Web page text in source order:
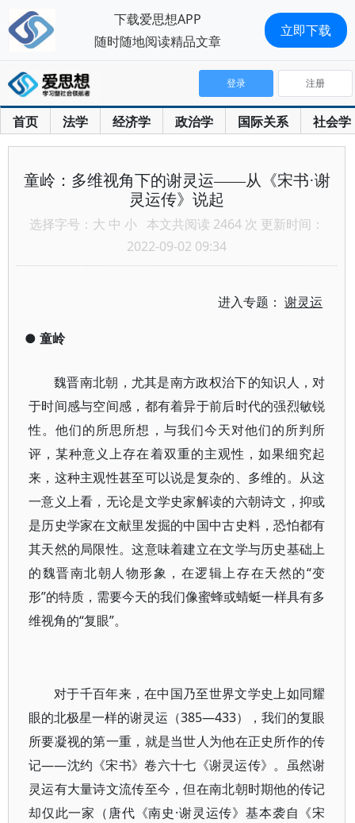
首页 法学 经济学 政治学 国际关系 社会学
登录 注册
童岭：多维视角下的谢灵运——从《宋书·谢
灵运传》说起
选择字号： 大 中 小 本文共阅读 2464 次 更新时间：
2022-09-02 09:34
进入专题：谢灵运
● 童岭
魏晋南北朝，尤其是南方政权治下的知识人，对
于时间感与空间感，都有着异于前后时代的强烈敏锐
性。他们的所思所想，与我们今天对他们的所判所
评，某种意义上存在着双重的主观性，如果细究起
来，这种主观性甚至可以说是复杂的、多维的。从这
一意义上看，无论是文学史家解读的六朝诗文，抑或
是历史学家在文献里发掘的中国中古史料，恐怕都有
其天然的局限性。这意味着建立在文学与历史基础上
的魏晋南北朝人物形象，在逻辑上存在天然的“变
形”的特质，需要今天的我们像蜜蜂或蜻蜓一样具有多
维视角的“复眼”。
对于千百年来，在中国乃至世界文学史上如同耀
眼的北极星一样的谢灵运（385—433），我们的复眼
所要凝视的第一重，就是当世人为他在正史所作的传
记——沈约《宋书》卷六十七《谢灵运传》。虽然谢
灵运有大量诗文流传至今，但在南北朝时期他的传记
却仅此一家（唐代《南史·谢灵运传》基本袭自《宋
下载爱思想APP
随时随地阅读精品文章
立即下载